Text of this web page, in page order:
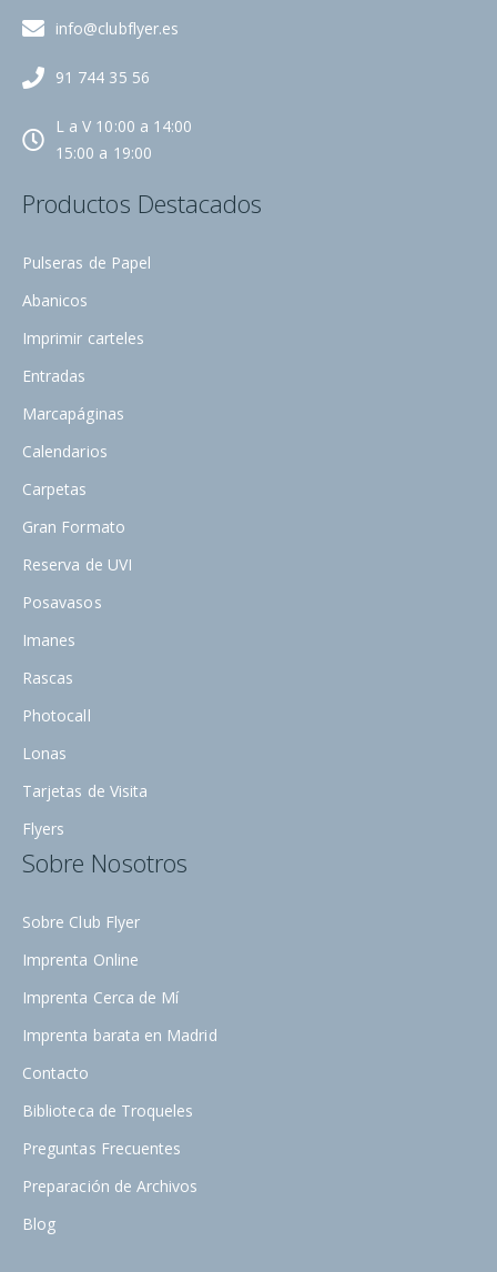
info@clubflyer.es
91 744 35 56
L a V 10:00 a 14:00
15:00 a 19:00
Productos Destacados
Pulseras de Papel
Abanicos
Imprimir carteles
Entradas
Marcapáginas
Calendarios
Carpetas
Gran Formato
Reserva de UVI
Posavasos
Imanes
Rascas
Photocall
Lonas
Tarjetas de Visita
Flyers
Sobre Nosotros
Sobre Club Flyer
Imprenta Online
Imprenta Cerca de Mí
Imprenta barata en Madrid
Contacto
Biblioteca de Troqueles
Preguntas Frecuentes
Preparación de Archivos
Blog